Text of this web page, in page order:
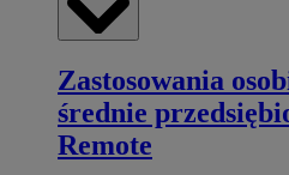
Zastosowania
średnie
Remote